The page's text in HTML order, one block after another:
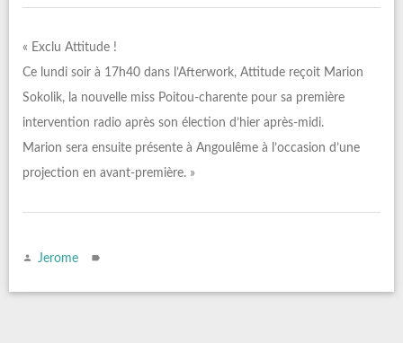
« Exclu Attitude !
Ce lundi soir à 17h40 dans l’Afterwork, Attitude reçoit Marion
Sokolik, la nouvelle miss Poitou-charente pour sa première
intervention radio après son élection d’hier après-midi.
Marion sera ensuite présente à Angoulême à l’occasion d’une
projection en avant-première. »
Jerome